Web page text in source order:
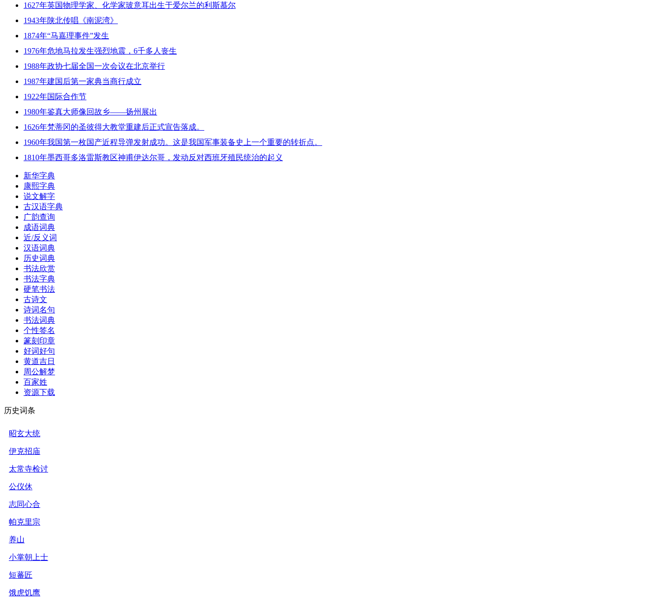
1627年英国物理学家、化学家玻意耳出生于爱尔兰的利斯慕尔
1943年陕北传唱《南泥湾》
1874年“马嘉理事件”发生
1976年危地马拉发生强烈地震，6千多人丧生
1988年政协七届全国一次会议在北京举行
1987年建国后第一家典当商行成立
1922年国际合作节
1980年鉴真大师像回故乡——扬州展出
1626年梵蒂冈的圣彼得大教堂重建后正式宣告落成。
1960年我国第一枚国产近程导弹发射成功。这是我国军事装备史上一个重要的转折点。
1810年墨西哥多洛雷斯教区神甫伊达尔哥，发动反对西班牙殖民统治的起义
新华字典
康熙字典
说文解字
古汉语字典
广韵查询
成语词典
近/反义词
汉语词典
历史词典
书法欣赏
书法字典
硬笔书法
古诗文
诗词名句
书法词典
个性签名
篆刻印章
好词好句
黄道吉日
周公解梦
百家姓
资源下载
历史词条
昭玄大统
伊克招庙
太常寺检讨
公仪休
志同心合
帕克里宗
养山
小掌朝上士
短蕃匠
饿虎饥鹰